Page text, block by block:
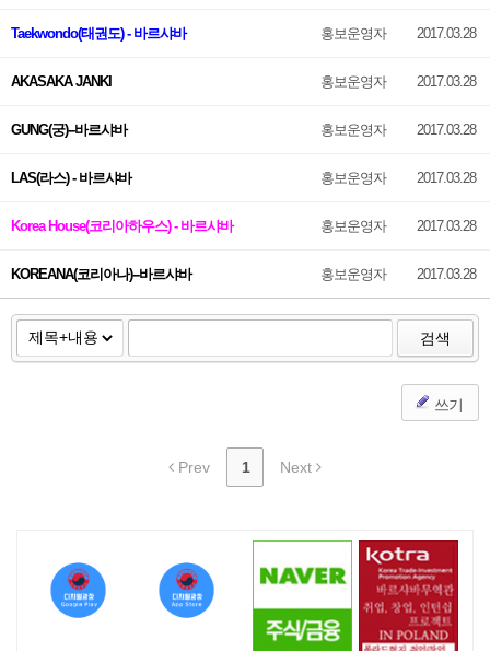
Taekwondo(태권도) - 바르샤바 홍보운영자 2017.03.28
AKASAKA JANKI 홍보운영자 2017.03.28
GUNG(궁)--바르샤바 홍보운영자 2017.03.28
LAS(라스) - 바르샤바 홍보운영자 2017.03.28
Korea House(코리아하우스) - 바르샤바 홍보운영자 2017.03.28
KOREANA(코리아나)--바르샤바 홍보운영자 2017.03.28
검색
쓰기
Prev 1 Next